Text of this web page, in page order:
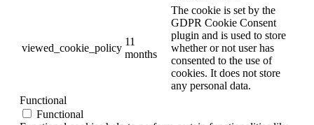
viewed_cookie_policy
11
months
The cookie is set by the
GDPR Cookie Consent
plugin and is used to store
whether or not user has
consented to the use of
cookies. It does not store
any personal data.
Functional
Functional